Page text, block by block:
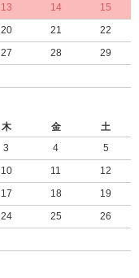
13 14
15
20 21
22
27 28
29
木 金
土
3 4
5
10 11
12
17 18
19
24 25
26